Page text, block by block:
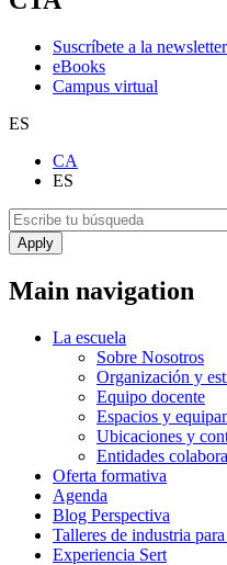
Suscríbete a la newsletter
eBooks
Campus virtual
ES
CA
ES
Main navigation
La escuela
Sobre Nosotros
Organización y
Equipo docente
Espacios y
Ubicaciones y
Entidades
Oferta formativa
Agenda
Blog Perspectiva
Talleres de industria para
Experiencia Sert